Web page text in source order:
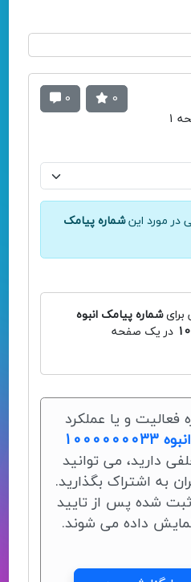
0 0
در مورد اینشماره پیامک
شماره پیامک انبوه
در یک صفحه
فعالیت و یا عملکرد
دارید، می توانید
به اشتراک بگذارید.
شده پس از تایید
داده می شوند.